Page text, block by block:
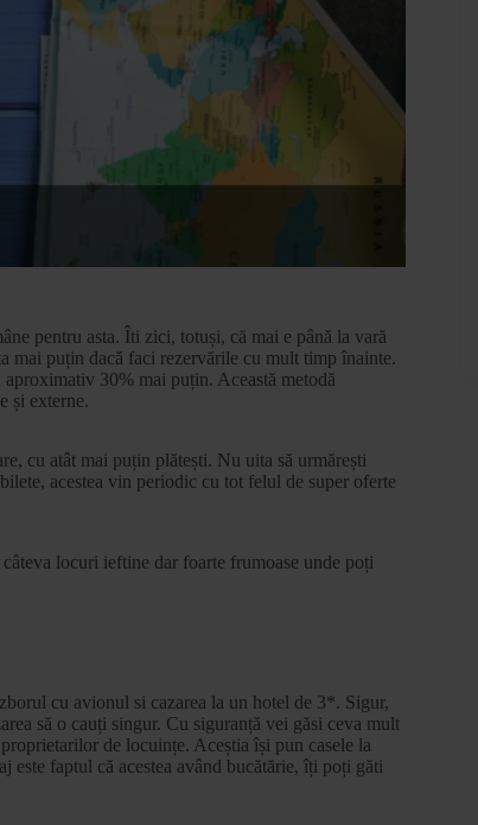
pentru asta. Îti zici, totuși, că mai e până la vară
mai puțin dacă faci rezervările cu mult timp înainte.
30% mai puțin. Această metodă
și externe.
cu atât mai puțin plătești. Nu uita să urmărești
acestea vin periodic cu tot felul de super oferte
locuri ieftine dar foarte frumoase unde poți
cu avionul si cazarea la un hotel de 3*. Sigur,
să o cauți singur. Cu siguranță vei găsi ceva mult
de locuințe. Aceștia își pun casele la
faptul că acestea având bucătărie, îți poți găti